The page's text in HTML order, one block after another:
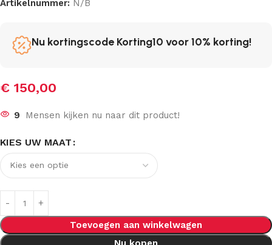
Artikelnummer: N/B
Nu kortingscode Korting10 voor 10% korting!
€ 150,00
9 Mensen kijken nu naar dit product!
KIES UW MAAT
Toevoegen aan winkelwagen